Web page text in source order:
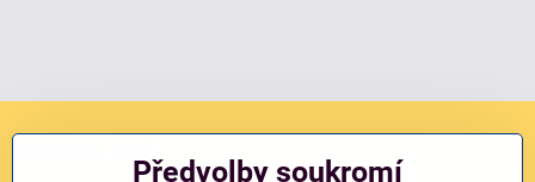
Sociální sítě
Předvolby soukromí